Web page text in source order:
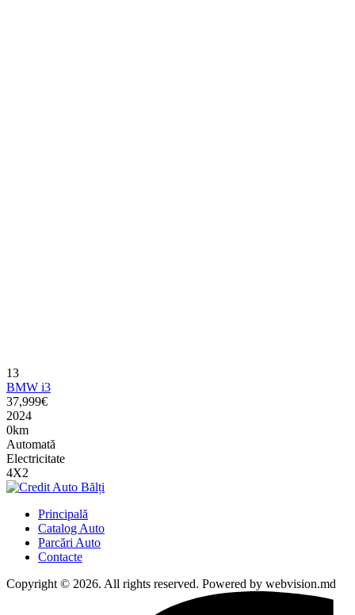
13
BMW i3
37,999€
2024
0km
Automată
Electricitate
4X2
Principală
Catalog Auto
Parcări Auto
Contacte
Copyright © 2026. All rights reserved. Powered by webvision.md